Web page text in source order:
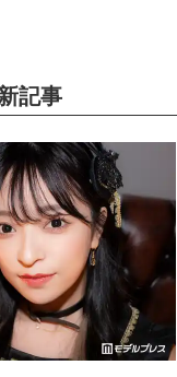
記事